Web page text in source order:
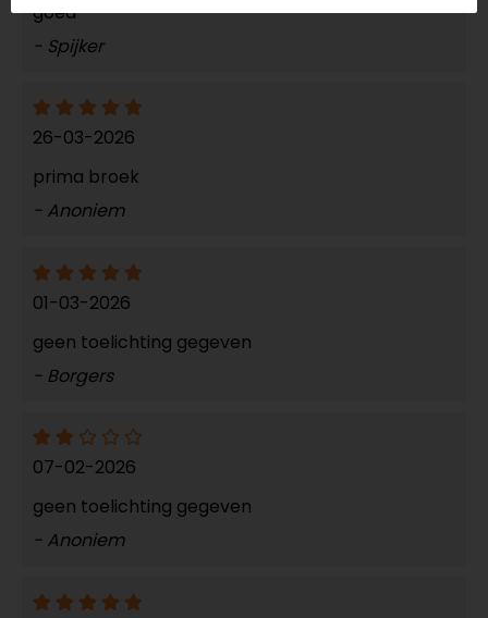
goed
- Spijker
26-03-2026
prima broek
- Anoniem
01-03-2026
geen toelichting gegeven
- Borgers
07-02-2026
geen toelichting gegeven
- Anoniem